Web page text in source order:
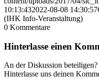
10:13:432022-08-08 14:30:57
(IHK Info-Veranstaltung)
0 Kommentare
Hinterlasse einen
An der Diskussion beteiligen?
Hinterlasse uns deinen